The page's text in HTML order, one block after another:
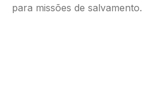
para missões de salvamento.